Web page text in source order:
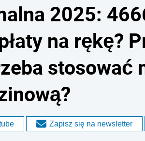
2025:
na rękę?
stosować
Zapisz się na newsletter